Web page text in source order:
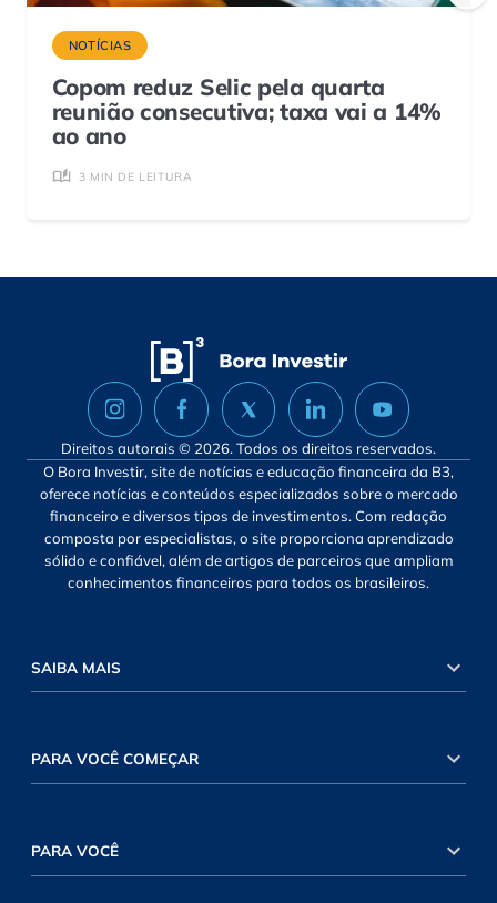
NOTÍCIAS
Copom reduz Selic pela quarta
reunião consecutiva; taxa vai a 14%
ao ano
3 MIN DE LEITURA
Direitos autorais © 2026. Todos os direitos reservados.
O Bora Investir, site de notícias e educação financeira da B3,
oferece notícias e conteúdos especializados sobre o mercado
financeiro e diversos tipos de investimentos. Com redação
composta por especialistas, o site proporciona aprendizado
sólido e confiável, além de artigos de parceiros que ampliam
conhecimentos financeiros para todos os brasileiros.
SAIBA MAIS
PARA VOCÊ COMEÇAR
PARA VOCÊ